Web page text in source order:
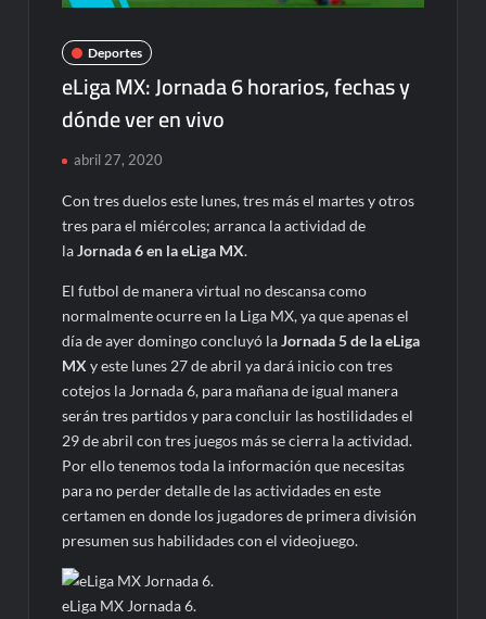
Deportes
eLiga MX: Jornada 6 horarios, fechas y
dónde ver en vivo
abril 27, 2020
Con tres duelos este lunes, tres más el martes y otros
tres para el miércoles; arranca la actividad de
laJornada 6 en la eLiga MX.
El futbol de manera virtual no descansa como
normalmente ocurre en la Liga MX, ya que apenas el
día de ayer domingo concluyó laJornada 5 de la eLiga
MX y este lunes 27 de abril ya dará inicio con tres
cotejos la Jornada 6, para mañana de igual manera
serán tres partidos y para concluir las hostilidades el
29 de abril con tres juegos más se cierra la actividad.
Por ello tenemos toda la información que necesitas
para no perder detalle de las actividades en este
certamen en donde los jugadores de primera división
presumen sus habilidades con el videojuego.
eLiga MX Jornada 6.